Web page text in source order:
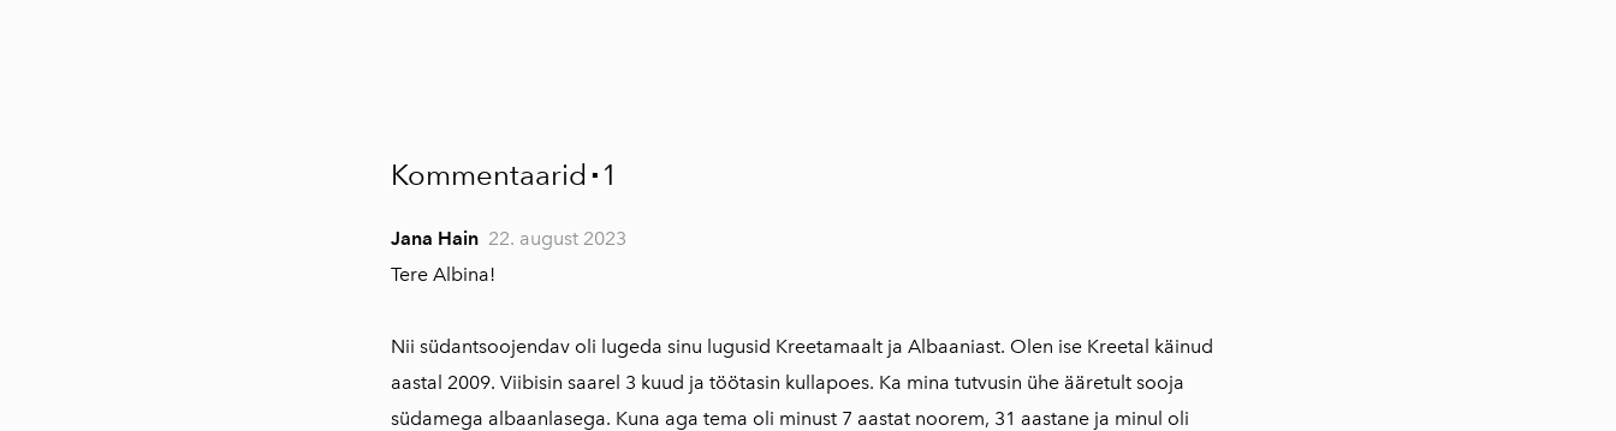
Kommentaarid ▪ 1
Jana Hain 22. august 2023
Tere Albina!
Nii südantsoojendav oli lugeda sinu lugusid Kreetamaalt ja Albaaniast. Olen ise Kreetal käinud
aastal 2009. Viibisin saarel 3 kuud ja töötasin kullapoes. Ka mina tutvusin ühe ääretult sooja
südamega albaanlasega. Kuna aga tema oli minust 7 aastat noorem, 31 aastane ja minul oli